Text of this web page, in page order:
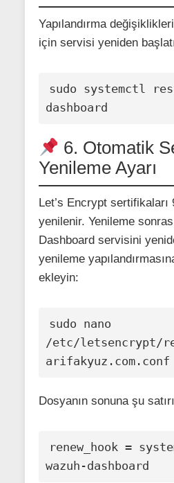
Yapılandırma
için servisi yeniden
sudo systemctl
6. Otomatik
Yenileme Ayarı
Let’s Encrypt sertifikaları
yenilenir. Yenileme
Dashboard servisini
yenileme
ekleyin:
sudo nano
/etc/letsencrypt/
Dosyanın sonuna şu
renew_hook =